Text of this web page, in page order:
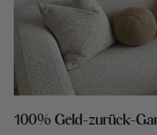
100% Geld-zurück-